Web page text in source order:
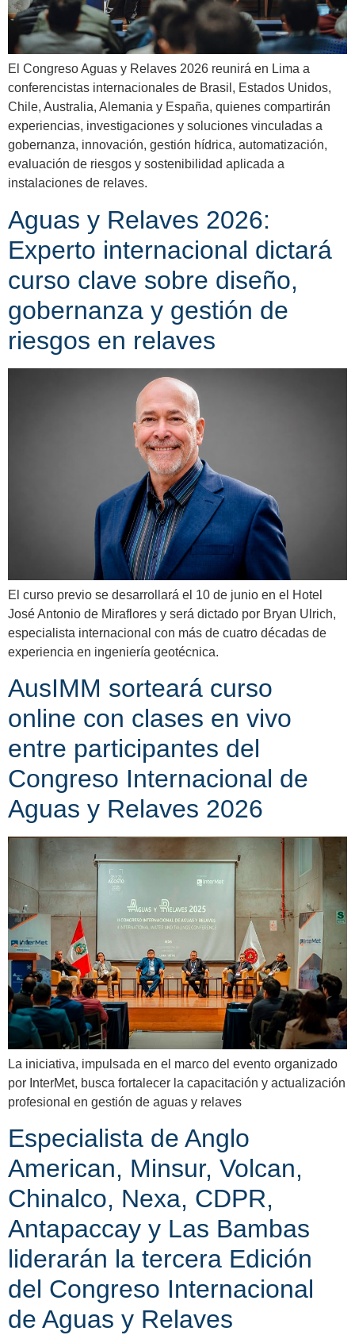
El Congreso Aguas y Relaves 2026 reunirá en Lima a
conferencistas internacionales de Brasil, Estados Unidos,
Chile, Australia, Alemania y España, quienes compartirán
experiencias, investigaciones y soluciones vinculadas a
gobernanza, innovación, gestión hídrica, automatización,
evaluación de riesgos y sostenibilidad aplicada a
instalaciones de relaves.
Aguas y Relaves 2026:
Experto internacional dictará
curso clave sobre diseño,
gobernanza y gestión de
riesgos en relaves
El curso previo se desarrollará el 10 de junio en el Hotel
José Antonio de Miraflores y será dictado por Bryan Ulrich,
especialista internacional con más de cuatro décadas de
experiencia en ingeniería geotécnica.
AusIMM sorteará curso
online con clases en vivo
entre participantes del
Congreso Internacional de
Aguas y Relaves 2026
La iniciativa, impulsada en el marco del evento organizado
por InterMet, busca fortalecer la capacitación y actualización
profesional en gestión de aguas y relaves
Especialista de Anglo
American, Minsur, Volcan,
Chinalco, Nexa, CDPR,
Antapaccay y Las Bambas
liderarán la tercera Edición
del Congreso Internacional
de Aguas y Relaves